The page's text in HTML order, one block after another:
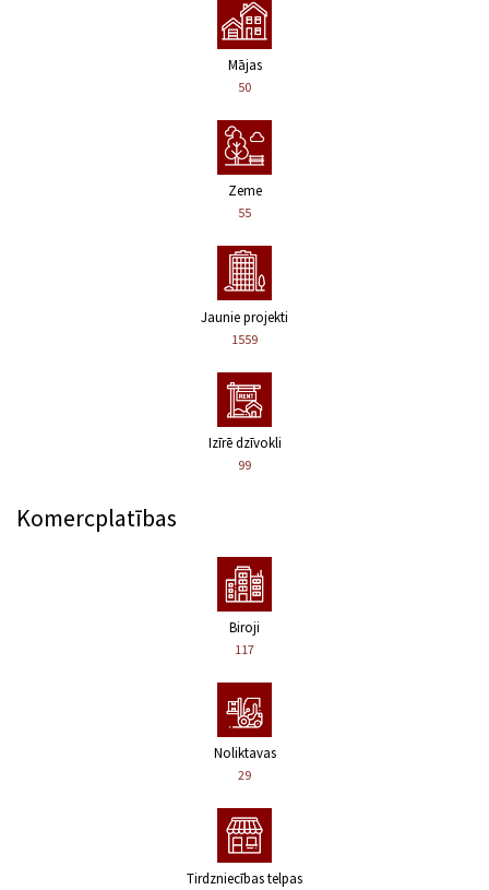
Mājas
50
Zeme
55
Jaunie projekti
1559
Izīrē dzīvokli
99
Komercplatības
Biroji
117
Noliktavas
29
Tirdzniecības telpas